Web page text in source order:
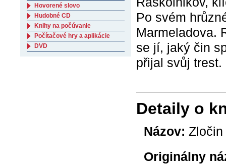
Po svém
Marmeladova.
se jí, jaký čin
přijal svůj
Detaily o
Názov: Zločin
Originálny
Hovorené slovo
Hudobné CD
Knihy na počúvanie
Počítačové hry a aplikácie
DVD